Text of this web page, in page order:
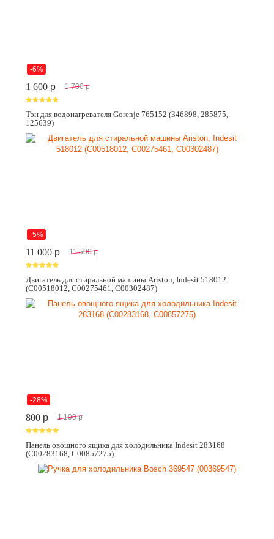
-6%
1 600 p 1 700 p
Тэн для водонагревателя Gorenje 765152 (346898, 285875,
125639)
-5%
11 000 p 11 500 p
Двигатель для стиральной машины Ariston, Indesit 518012
(C00518012, C00275461, C00302487)
-28%
800 p 1 100 p
Панель овощного ящика для холодильника Indesit 283168
(C00283168, C00857275)